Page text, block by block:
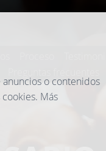
o contenidos
Más